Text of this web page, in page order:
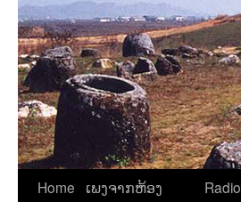
Home
ເພງຈາກຫ້ອງ
Radio